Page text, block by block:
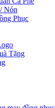
Nón
Phục
Tặng